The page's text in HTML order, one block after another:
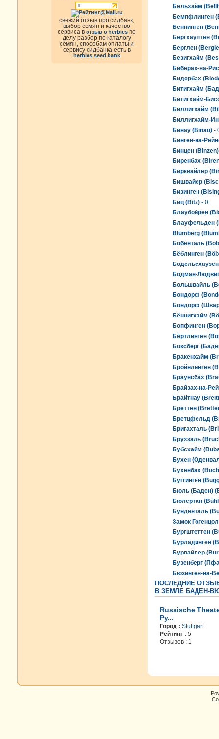
свежий отзыв про сидбанк,
выбор семян и качество
сервиса в отзыв о herbiesпо
делу разбор по каталогу
семян, способам оплаты и
сервису сидбанка есть в
herbies seed bank
Бельхайм
Бемпфлинген
Беннинген
Бергхауптен
Берглен
Безигхайм
Биберах-на-
Бидербах
Битигхайм
Битигхайм-
Биллигхайм
Биллигхайм-
Бинау (Binau) -
Бинген-на-
Бинцен (Binzen)
Биренбах
Бирквайлер
Бишвайер
Бизинген
Биц (Bitz) - 0
Блаубойрен
Блауфельден
Blumberg
Бобенталь
Бёблинген
Бодман-
Большвайль
Бондорф
Бондорф
Бённигхайм
Бопфинген
Бёртлинген
Боксберг
Бракенхайм
Бройнлинген
Браунсбах
Брайзах-на-
Брайтнау
Бреттен
Бретцфельд
Бригахталь
Брухзаль
Бубсхайм
Бухен
Бухенбах
Буггинген
Бюль (Баден)
Бюлертан
Бунденталь
Замок
Бургштеттен
Бурладинген
Бурвайлер
Бузенберг
Бюзинген-на-
ПОСЛЕДНИЕ
В ЗЕМЛЕ БАДЕН-
Russische
Ру...
Город : Stuttgart
Рейтинг : 5
Отзывов : 1